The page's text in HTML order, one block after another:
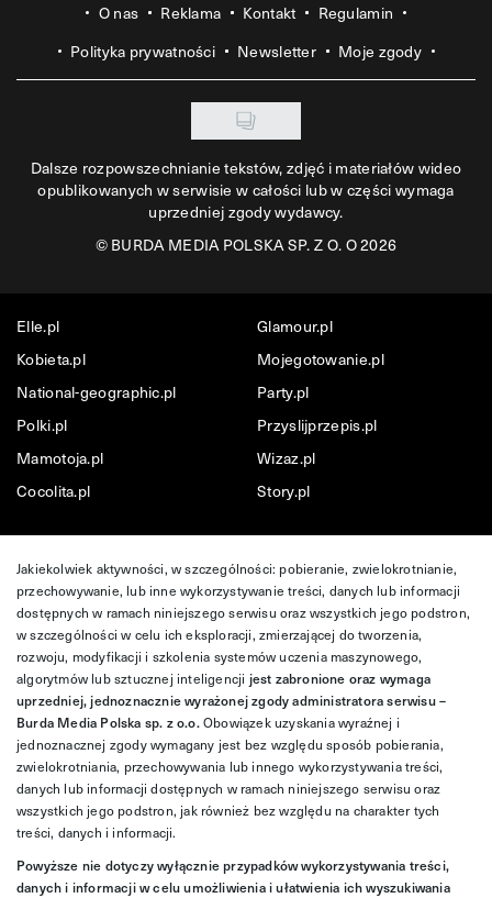
O nas Reklama Kontakt
Regulamin
Polityka prywatności
Newsletter Moje zgody
Dalsze rozpowszechnianie tekstów, zdjęć i materiałów wideo
opublikowanych w serwisie w całości lub w części wymaga
uprzedniej zgody wydawcy.
©BURDA MEDIA POLSKA SP. Z O. O 2026
Elle.pl
Glamour.pl
Kobieta.pl
Mojegotowanie.pl
National-geographic.pl
Party.pl
Polki.pl
Przyslijprzepis.pl
Mamotoja.pl
Wizaz.pl
Cocolita.pl
Story.pl
Jakiekolwiek aktywności, w szczególności: pobieranie, zwielokrotnianie,
przechowywanie, lub inne wykorzystywanie treści, danych lub informacji
dostępnych w ramach niniejszego serwisu oraz wszystkich jego podstron,
w szczególności w celu ich eksploracji, zmierzającej do tworzenia,
rozwoju, modyfikacji i szkolenia systemów uczenia maszynowego,
algorytmów lub sztucznej inteligencji jest zabronione oraz wymaga
uprzedniej, jednoznacznie wyrażonej zgody administratora serwisu –
Burda Media Polska sp. z o.o.Obowiązek uzyskania wyraźnej i
jednoznacznej zgody wymagany jest bez względu sposób pobierania,
zwielokrotniania, przechowywania lub innego wykorzystywania treści,
danych lub informacji dostępnych w ramach niniejszego serwisu oraz
wszystkich jego podstron, jak również bez względu na charakter tych
treści, danych i informacji.
Powyższe nie dotyczy wyłącznie przypadków wykorzystywania treści,
danych i informacji w celu umożliwienia i ułatwienia ich wyszukiwania